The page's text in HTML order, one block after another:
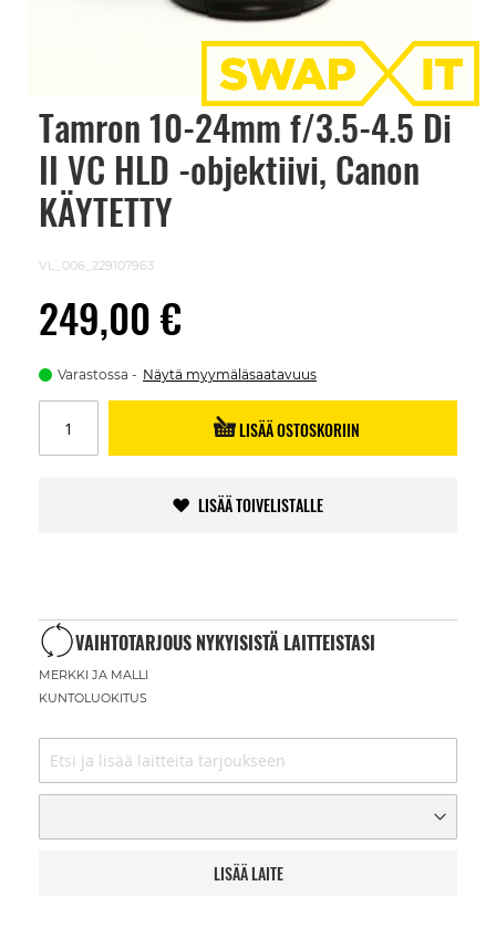
Tamron 10-24mm f/3.5-4.5 Di
II VC HLD -objektiivi, Canon
KÄYTETTY
VL_006_229107963
249,00 €
Varastossa Näytä myymäläsaatavuus
LISÄÄ OSTOSKORIIN
LISÄÄ TOIVELISTALLE
VAIHTOTARJOUS NYKYISISTÄ LAITTEISTASI
MERKKI JA MALLI
KUNTOLUOKITUS
LISÄÄ LAITE
Skip
beginning
images